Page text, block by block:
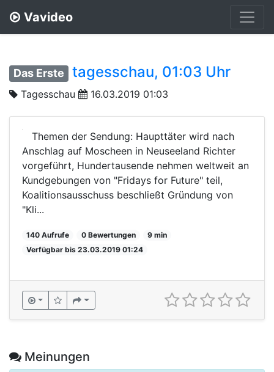
Vavideo
Das Erste tagesschau, 01:03 Uhr
Tagesschau 16.03.2019 01:03
Themen der Sendung: Haupttäter wird nach
Anschlag auf Moscheen in Neuseeland Richter
vorgeführt, Hundertausende nehmen weltweit an
Kundgebungen von "Fridays for Future" teil,
Koalitionsausschuss beschließt Gründung von
"Kli...
140 Aufrufe 0 Bewertungen
9 min
Verfügbar bis 23.03.2019 01:24
Meinungen